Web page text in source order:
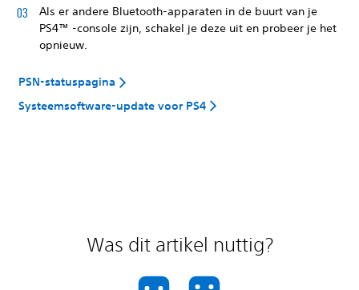
Als er andere Bluetooth-apparaten in de buurt van je
PS4™ -console zijn, schakel je deze uit en probeer je het
opnieuw.
PSN-statuspagina
Systeemsoftware-update voor PS4
Was dit artikel nuttig?